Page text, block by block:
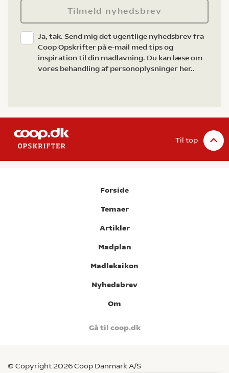
Tilmeld nyhedsbrev
Ja, tak. Send mig det ugentlige nyhedsbrev fra
Coop Opskrifter på e-mail med tips og
inspiration til din madlavning. Du kan læse om
vores behandling af personoplysninger her..
Til top
Forside
Temaer
Artikler
Madplan
Madleksikon
Nyhedsbrev
Om
Gå til coop.dk
© Copyright 2026 Coop Danmark A/S